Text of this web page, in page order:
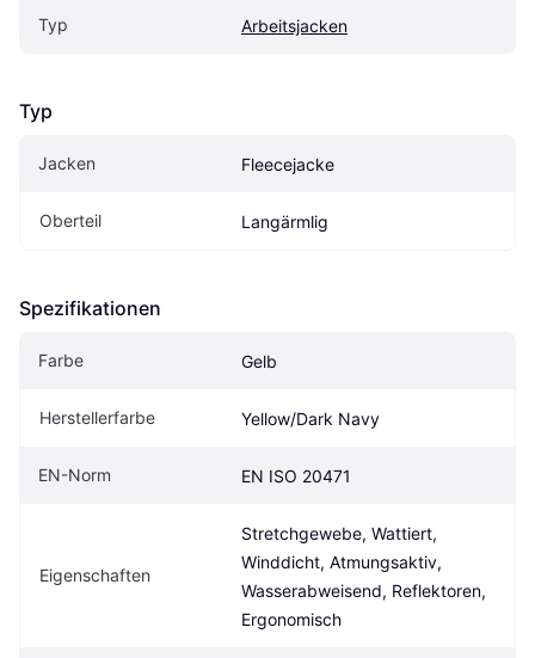
Typ Arbeitsjacken
Typ
Jacken Fleecejacke
Oberteil Langärmlig
Spezifikationen
Farbe Gelb
Herstellerfarbe Yellow/Dark Navy
EN-Norm EN ISO 20471
Eigenschaften
Stretchgewebe, Wattiert,
Winddicht, Atmungsaktiv,
Wasserabweisend, Reflektoren,
Ergonomisch